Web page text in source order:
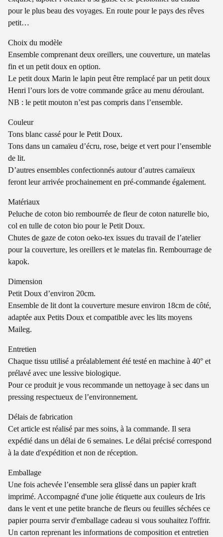
pour le plus beau des voyages. En route pour le pays des rêves
petit…
Choix du modèle
Ensemble comprenant deux oreillers, une couverture, un matelas
fin et un petit doux en option.
Le petit doux Marin le lapin peut être remplacé par un petit doux
Henri l’ours lors de votre commande grâce au menu déroulant.
NB : le petit mouton n’est pas compris dans l’ensemble.
Couleur
Tons blanc cassé pour le Petit Doux.
Tons dans un camaïeu d’écru, rose, beige et vert pour l’ensemble
de lit.
D’autres ensembles confectionnés autour d’autres camaïeux
feront leur arrivée prochainement en pré-commande également.
Matériaux
Peluche de coton bio rembourrée de fleur de coton naturelle bio,
col en tulle de coton bio pour le Petit Doux.
Chutes de gaze de coton oeko-tex issues du travail de l’atelier
pour la couverture, les oreillers et le matelas fin. Rembourrage de
kapok.
Dimension
Petit Doux d’environ 20cm.
Ensemble de lit dont la couverture mesure environ 18cm de côté,
adaptée aux Petits Doux et compatible avec les lits moyens
Maileg.
Entretien
Chaque tissu utilisé a préalablement été testé en machine à 40° et
prélavé avec une lessive biologique.
Pour ce produit je vous recommande un nettoyage à sec dans un
pressing respectueux de l’environnement.
Délais de fabrication
Cet article est réalisé par mes soins, à la commande. Il sera
expédié dans un délai de 6 semaines. Le délai précisé correspond
à la date d'expédition et non de réception.
Emballage
Une fois achevée l’ensemble sera glissé dans un papier kraft
imprimé. Accompagné d'une jolie étiquette aux couleurs de Iris
dans le vent et une petite branche de fleurs ou feuilles séchées ce
papier pourra servir d'emballage cadeau si vous souhaitez l'offrir.
Un carton reprenant les informations de composition et entretien